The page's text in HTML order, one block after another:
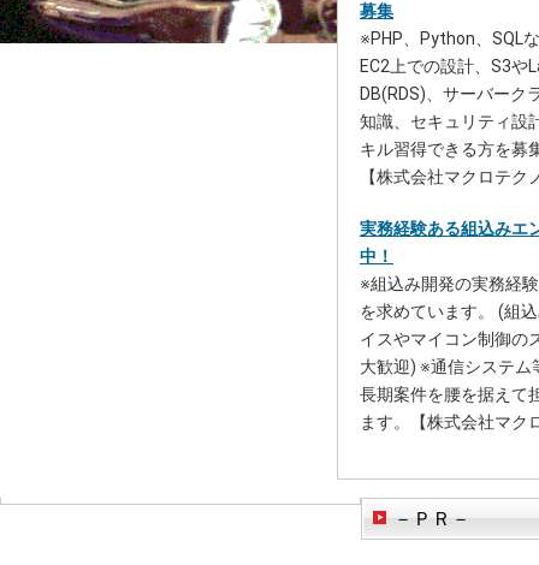
募集
※PHP、Python、SQL
EC2上での設計、S3や
DB(RDS)、サーバーク
知識、セキュリティ設
キル習得できる方を募
【株式会社マクロテク
実務経験ある組込みエ
中！
※組込み開発の実務経
を求めています。 (組
イスやマイコン制御の
大歓迎) ※通信システム
長期案件を腰を据えて
ます。【株式会社マク
－ＰＲ－